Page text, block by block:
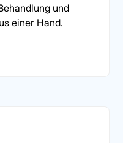
und
einer Hand.